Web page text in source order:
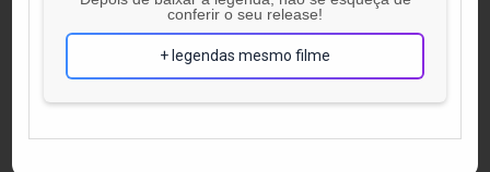
conferir o seu release!
+ legendas mesmo filme